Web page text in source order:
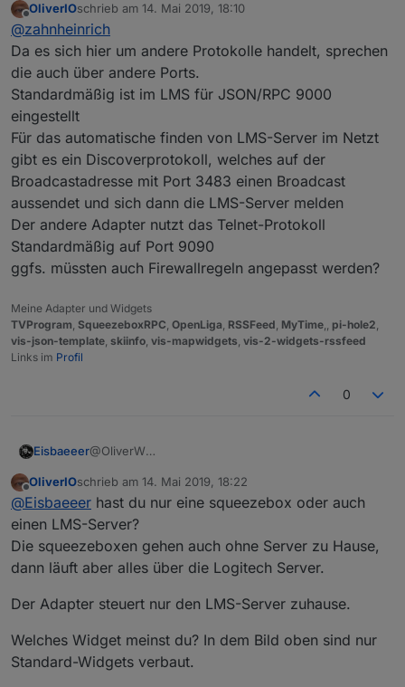
Wie schon geschrieben, der Media Server läuft
bei mir schon lange auf den Standartports ohne
Probleme.
Offline
OliverIOschrieb am 14. Mai 2019, 18:10
zuletzt editiert von
@zahnheinrich
Da es sich hier um andere Protokolle handelt, sprechen
die auch über andere Ports.
Standardmäßig ist im LMS für JSON/RPC 9000
eingestellt
Für das automatische finden von LMS-Server im Netzt
gibt es ein Discoverprotokoll, welches auf der
Broadcastadresse mit Port 3483 einen Broadcast
aussendet und sich dann die LMS-Server melden
Der andere Adapter nutzt das Telnet-Protokoll
Standardmäßig auf Port 9090
ggfs. müssten auch Firewallregeln angepasst werden?
Meine Adapter und Widgets
TVProgram, SqueezeboxRPC, OpenLiga, RSSFeed, MyTime,, pi-hole2,
vis-json-template, skiinfo, vis-mapwidgets, vis-2-widgets-rssfeed
Links im Profil
0
Eisbaeeer@OliverW
Habe squeezebox zuhause. Werde das bei
Gelegenheit testen. Kannst du dein Widget für mich
exportieren?
Gruß Eisbaeeer
Offline
OliverIOschrieb am 14. Mai 2019, 18:22
zuletzt editiert von
@Eisbaeeer hast du nur eine squeezebox oder auch
einen LMS-Server?
Die squeezeboxen gehen auch ohne Server zu Hause,
dann läuft aber alles über die Logitech Server.
Der Adapter steuert nur den LMS-Server zuhause.
Welches Widget meinst du? In dem Bild oben sind nur
Standard-Widgets verbaut.